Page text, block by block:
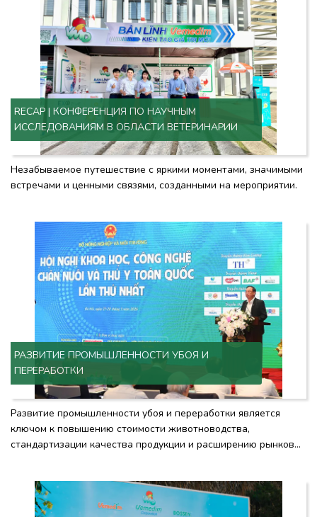
RECAP | КОНФЕРЕНЦИЯ ПО НАУЧНЫМ
ИССЛЕДОВАНИЯМ В ОБЛАСТИ ВЕТЕРИНАРИИ
Незабываемое путешествие с яркими моментами, значимыми
встречами и ценными связями, созданными на мероприятии.
РАЗВИТИЕ ПРОМЫШЛЕННОСТИ УБОЯ И
ПЕРЕРАБОТКИ
Развитие промышленности убоя и переработки является
ключом к повышению стоимости животноводства,
стандартизации качества продукции и расширению рынков